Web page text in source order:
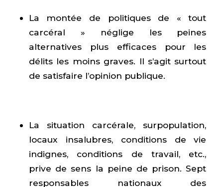
La montée de politiques de « tout
carcéral » néglige les peines
alternatives plus efficaces pour les
délits les moins graves. Il s’agit surtout
de satisfaire l’opinion publique.
La situation carcérale, surpopulation,
locaux insalubres, conditions de vie
indignes, conditions de travail, etc.,
prive de sens la peine de prison. Sept
responsables nationaux des